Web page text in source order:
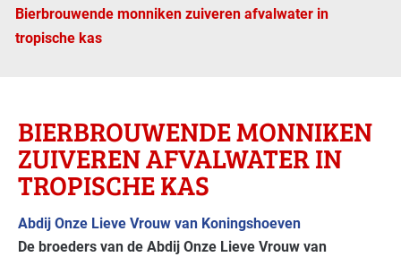
Bierbrouwende monniken zuiveren afvalwater in
tropische kas
BIERBROUWENDE MONNIKEN
ZUIVEREN AFVALWATER IN
TROPISCHE KAS
Abdij Onze Lieve Vrouw van Koningshoeven
De broeders van de Abdij Onze Lieve Vrouw van